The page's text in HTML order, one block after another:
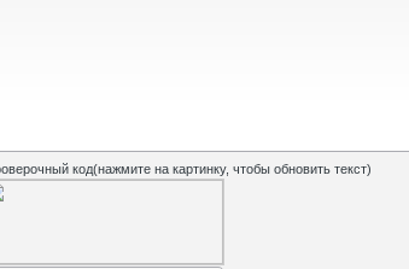
код(нажмите на картинку, чтобы обновить текст)